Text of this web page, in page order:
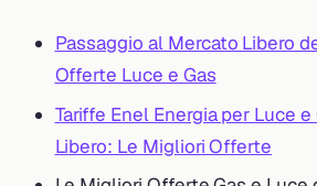
Passaggio al Mercato Libero
Offerte Luce e Gas
Tariffe Enel Energia per Luce
Libero: Le Migliori Offerte